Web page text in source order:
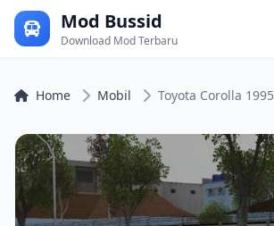
Mod Bussid
Download Mod Terbaru
Home Mobil Toyota Corolla 1995